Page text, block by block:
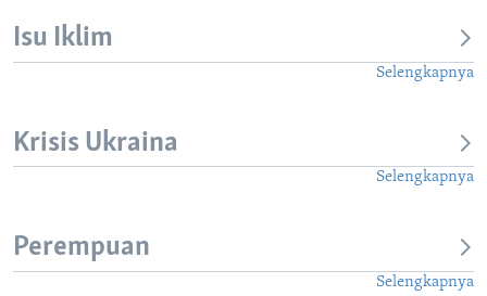
Isu Iklim
Selengkapnya
Krisis Ukraina
Selengkapnya
Perempuan
Selengkapnya